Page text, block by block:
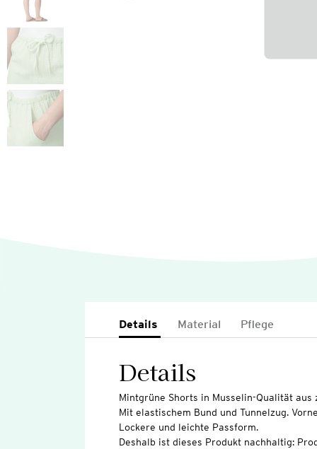
Details Material Pflege
Details
Mintgrüne Shorts in Musselin-Qualität
Mit elastischem Bund und Tunnelzug.
Lockere und leichte Passform.
Deshalb ist dieses Produkt nachhaltig: